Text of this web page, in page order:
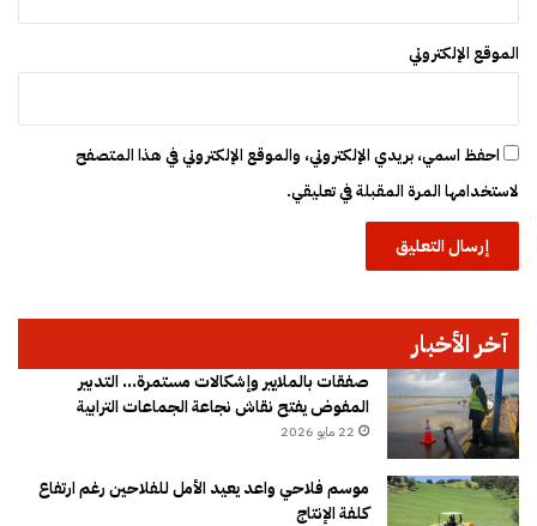
الموقع الإلكتروني
احفظ اسمي، بريدي الإلكتروني، والموقع الإلكتروني في هذا المتصفح
لاستخدامها المرة المقبلة في تعليقي.
آخر الأخبار
صفقات بالملايير وإشكالات مستمرة… التدبير
المفوض يفتح نقاش نجاعة الجماعات الترابية
22 مايو 2026
موسم فلاحي واعد يعيد الأمل للفلاحين رغم ارتفاع
كلفة الإنتاج